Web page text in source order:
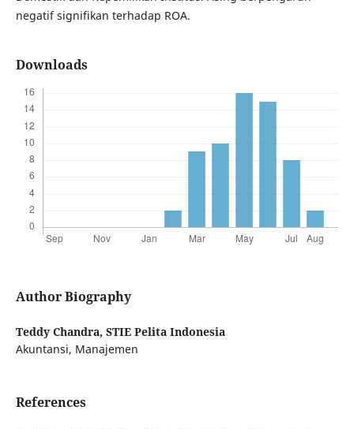
negatif signifikan terhadap ROA.
Downloads
Author Biography
Teddy Chandra, STIE Pelita Indonesia
Akuntansi, Manajemen
References